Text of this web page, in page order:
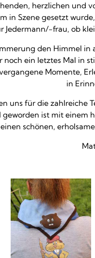
herzlichen und
in Szene gesetzt
Jedermann/-frau, ob
den Himmel in
noch ein letztes Mal in
Momente,
in
uns für die zahlreiche
geworden ist mit einem
schönen,